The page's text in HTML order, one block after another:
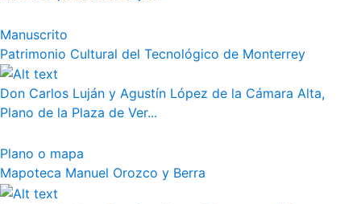
Manuscrito
Patrimonio Cultural del Tecnológico de Monterrey
Don Carlos Luján y Agustín López de la Cámara Alta,
Plano de la Plaza de Ver...
Plano o mapa
Mapoteca Manuel Orozco y Berra